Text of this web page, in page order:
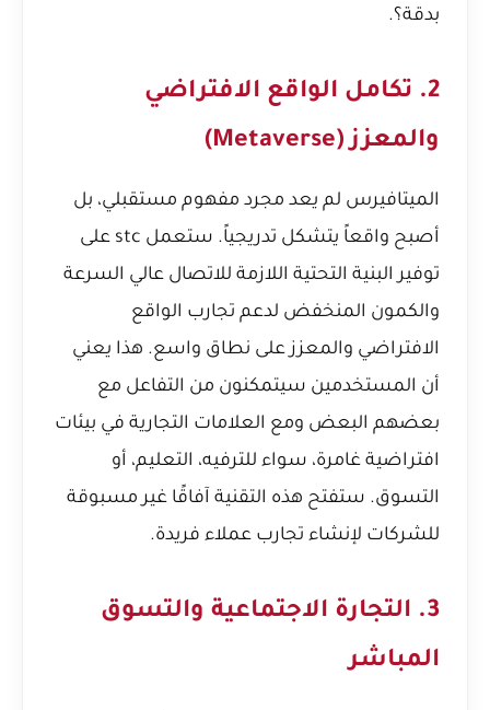
بدقة؟.
2. تكامل الواقع الافتراضي
والمعزز (Metaverse)
الميتافيرس لم يعد مجرد مفهوم مستقبلي، بل
أصبح واقعاً يتشكل تدريجياً. ستعمل stc على
توفير البنية التحتية اللازمة للاتصال عالي السرعة
والكمون المنخفض لدعم تجارب الواقع
الافتراضي والمعزز على نطاق واسع. هذا يعني
أن المستخدمين سيتمكنون من التفاعل مع
بعضهم البعض ومع العلامات التجارية في بيئات
افتراضية غامرة، سواء للترفيه، التعليم، أو
التسوق. ستفتح هذه التقنية آفاقًا غير مسبوقة
للشركات لإنشاء تجارب عملاء فريدة.
3. التجارة الاجتماعية والتسوق
المباشر